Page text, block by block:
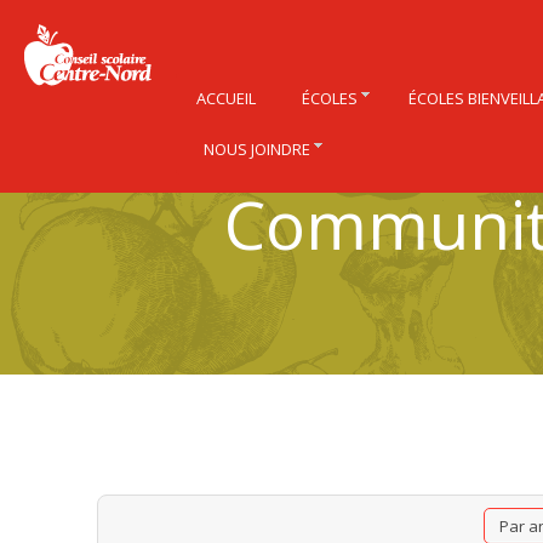
Par
ACCUEIL ÉCOLES ÉCOLES
NOUS JOINDRE